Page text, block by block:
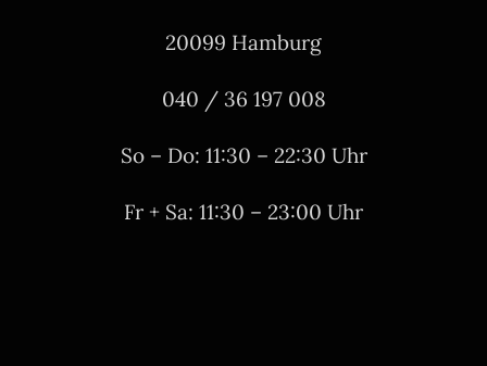
20099 Hamburg
040 / 36 197 008
So – Do: 11:30 – 22:30 Uhr
Fr + Sa: 11:30 – 23:00 Uhr